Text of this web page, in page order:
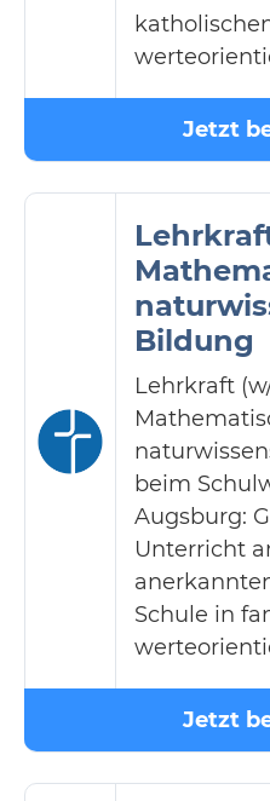
Jetzt
Bildung
Lehrkraft
beim
Augsburg:
Unterricht
Schule in
Jetzt